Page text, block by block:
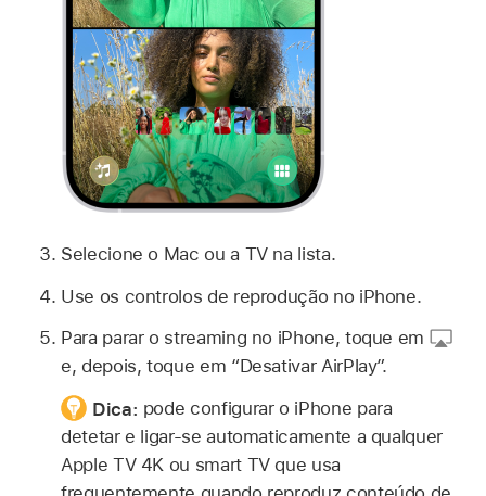
Selecione o Mac ou a TV na lista.
Use os controlos de reprodução no iPhone.
Para parar o streaming no iPhone, toque em
e, depois, toque em “Desativar AirPlay”.
Dica: pode configurar o iPhone para
detetar e ligar-se automaticamente a qualquer
Apple TV 4K ou smart TV que usa